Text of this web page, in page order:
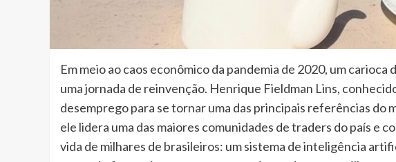
Em meio ao caos econômico da pandemia de 2020, um
uma jornada de reinvenção. Henrique Fieldman Lins,
desemprego para se tornar uma das principais referências do
ele lidera uma das maiores comunidades de traders do país e
vida de milhares de brasileiros: um sistema de inteligência